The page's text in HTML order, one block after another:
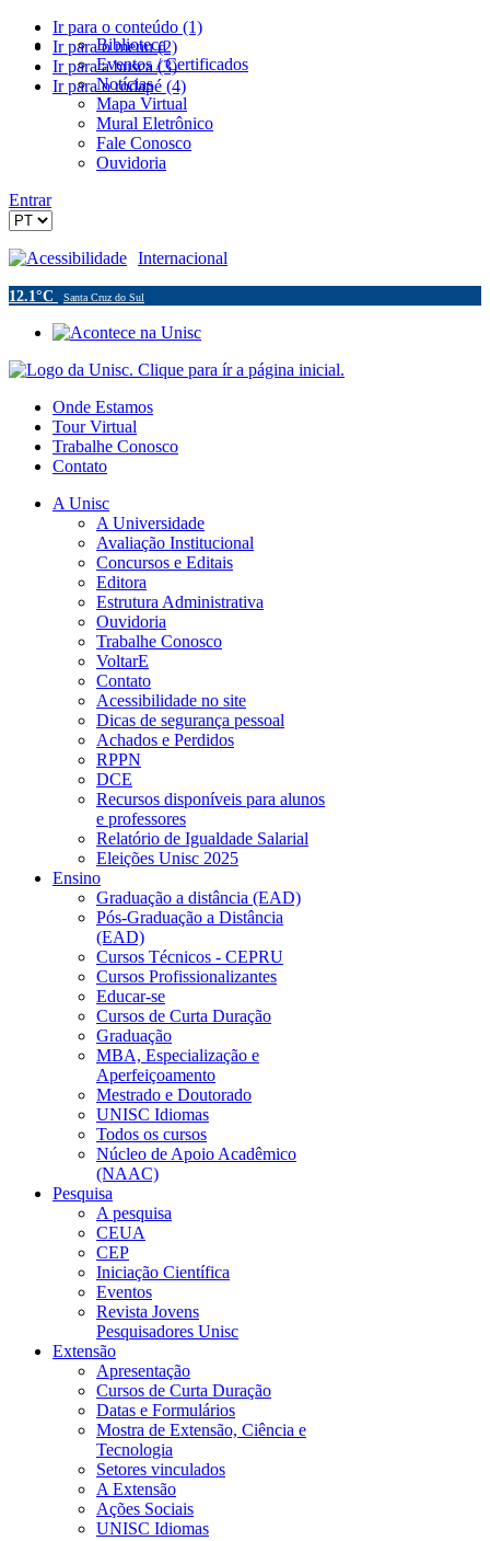
Ir para o conteúdo (1)
Ir para o menu (2)
Ir para a busca (3)
Ir para o rodapé (4)
Biblioteca
Eventos / Certificados
Notícias
Mapa Virtual
Mural Eletrônico
Fale Conosco
Ouvidoria
Entrar
Acessibilidade Internacional
12.1°C Santa Cruz do Sul
Onde Estamos
Tour Virtual
Trabalhe Conosco
Contato
A Unisc
A Universidade
Avaliação Institucional
Concursos e Editais
Editora
Estrutura Administrativa
Ouvidoria
Trabalhe Conosco
VoltarE
Contato
Acessibilidade no site
Dicas de segurança pessoal
Achados e Perdidos
RPPN
DCE
Recursos disponíveis para alunos
e professores
Relatório de Igualdade Salarial
Eleições Unisc 2025
Ensino
Graduação a distância (EAD)
Pós-Graduação a Distância
(EAD)
Cursos Técnicos - CEPRU
Cursos Profissionalizantes
Educar-se
Cursos de Curta Duração
Graduação
MBA, Especialização e
Aperfeiçoamento
Mestrado e Doutorado
UNISC Idiomas
Todos os cursos
Núcleo de Apoio Acadêmico
(NAAC)
Pesquisa
A pesquisa
CEUA
CEP
Iniciação Científica
Eventos
Revista Jovens
Pesquisadores Unisc
Extensão
Apresentação
Cursos de Curta Duração
Datas e Formulários
Mostra de Extensão, Ciência e
Tecnologia
Setores vinculados
A Extensão
Ações Sociais
UNISC Idiomas